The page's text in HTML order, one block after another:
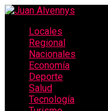
Locales
Regional
Nacionales
Economía
Deporte
Salud
Tecnología